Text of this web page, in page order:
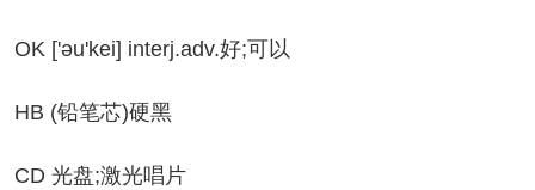
['əu'kei] interj.adv.好;可以
(铅笔芯)硬黑
光盘;激光唱片